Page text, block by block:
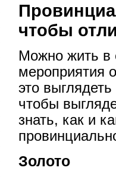
чтобы
Можно жить в
мероприятия
это
чтобы
знать, как и
Золото